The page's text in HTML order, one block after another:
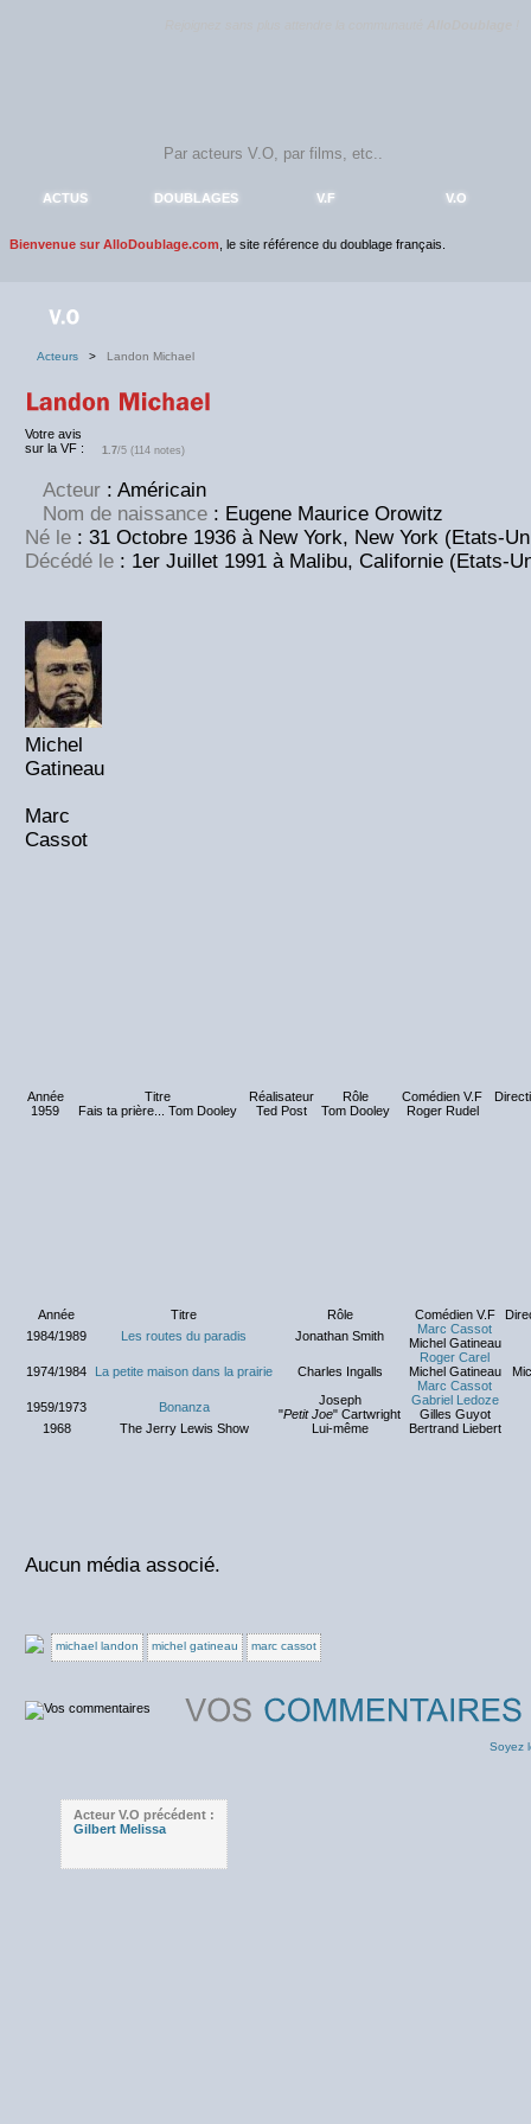
ACTUS DOUBLAGES V.F V.O
Bienvenue sur AlloDoublage.com , le site référence du doublage français.
Acteurs > Landon Michael
Votre avis
sur la VF :
1.7/5 (114 notes)
Acteur : Américain
Nom de naissance : Eugene Maurice Orowitz
Né le : 31 Octobre 1936 à New York, New York (Etats-
Décédé le : 1er Juillet 1991 à Malibu, Californie (Etats-
Michel
Gatineau
Marc
Cassot
Année Titre Réalisateur Rôle Comédien V.F
1959
Fais ta prière... Tom Dooley Ted Post Tom Dooley Roger Rudel
Année Titre Rôle Comédien V.F
1984/1989
Les routes du paradis Jonathan Smith
Marc Cassot
Michel Gatineau
1974/1984
La petite maison dans la prairie Charles Ingalls
Roger Carel
Michel Gatineau
Marc Cassot
1959/1973
Bonanza
Joseph
"Petit Joe" Cartwright
Gabriel Ledoze
Gilles Guyot
1968
The Jerry Lewis Show Lui-même Bertrand Liebert
Aucun média associé.
michael landon michel gatineau marc cassot
Soyez
Acteur V.O précédent :
Gilbert Melissa